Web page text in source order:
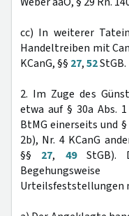
cc) In weiterer
Handeltreiben mit
KCanG, §§ 27,52StGB.
2. Im Zuge des
etwa auf § 30a Abs.
BtMG einerseits und §
2b), Nr. 4 KCanG
§§ 27, 49StGB).
Urteilsfeststellungen